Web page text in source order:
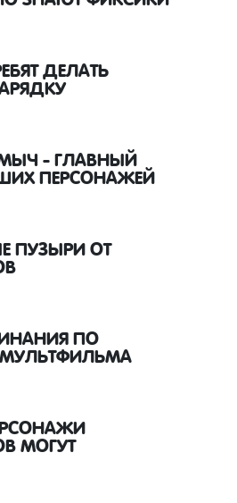
ДЕЛАТЬ
- ГЛАВНЫЙ
ПЕРСОНАЖЕЙ
ПУЗЫРИ ОТ
ПО
МОГУТ